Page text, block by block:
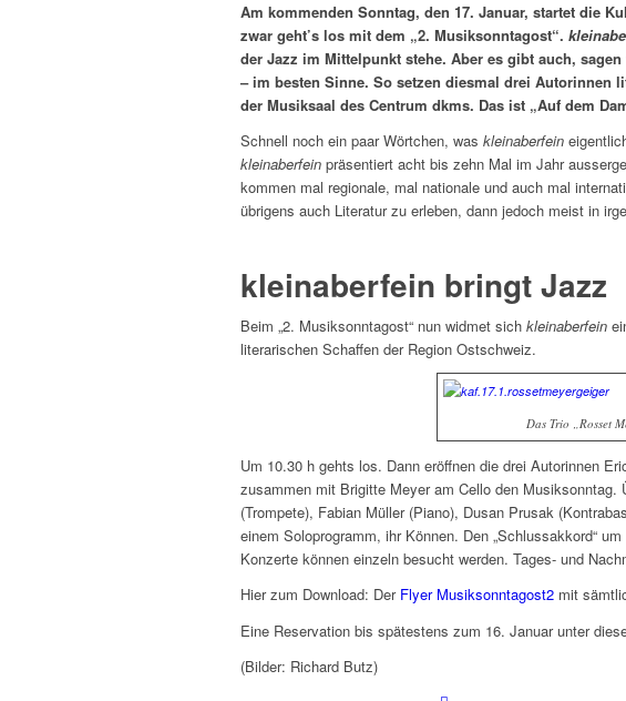
Am kommenden Sonntag, den 17. Januar, startet die
zwar geht’s los mit dem „2. Musiksonntagost“.
der Jazz im Mittelpunkt stehe. Aber es gibt auch,
– im besten Sinne. So setzen diesmal drei Autorinnen
der Musiksaal des Centrum dkms. Das ist „Auf dem
Schnell noch ein paar Wörtchen, was kleinaberfein
kleinaberfein präsentiert acht bis zehn Mal im Jahr
kommen mal regionale, mal nationale und auch mal
übrigens auch Literatur zu erleben, dann jedoch meist in
kleinaberfein bringt Jazz
Beim „2. Musiksonntagost“ nun widmet sich kleinaberfein
literarischen Schaffen der Region Ostschweiz.
Das Trio „Rosset
Um 10.30 h gehts los. Dann eröffnen die drei Autorinnen
zusammen mit Brigitte Meyer am Cello den Musiksonntag.
(Trompete), Fabian Müller (Piano), Dusan Prusak
einem Soloprogramm, ihr Können. Den „Schlussakkord“
Konzerte können einzeln besucht werden. Tages- und
Hier zum Download: Der Flyer Musiksonntagost2 mit
Eine Reservation bis spätestens zum 16. Januar unter
(Bilder: Richard Butz)